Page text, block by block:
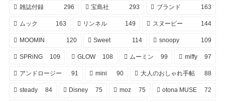
雑誌付録 296 宝島社 293 ブランド 163
ムック 163 リンネル 149 スヌーピー 144
MOOMIN 120 Sweet 114 snoopy 109
SPRiNG 109 GLOW 108 ムーミン 99 miffy 97
アンドロージー 91 mini 90 大人のおしゃれ手帖 88
steady 84 Disney 75 moz 75 otona MUSE 72